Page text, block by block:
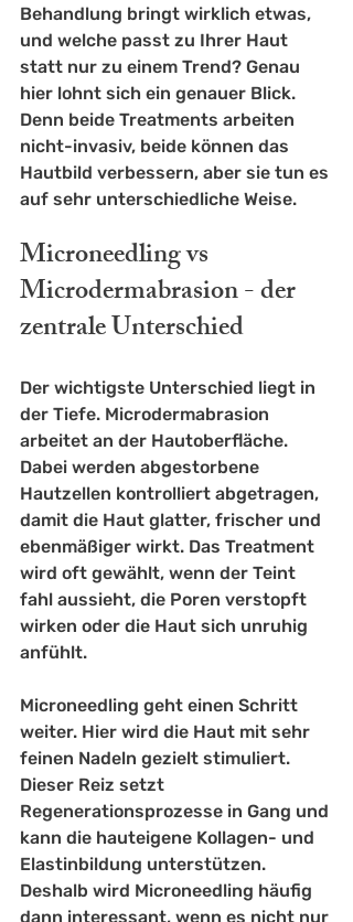
Behandlung bringt wirklich etwas,
und welche passt zu Ihrer Haut
statt nur zu einem Trend? Genau
hier lohnt sich ein genauer Blick.
Denn beide Treatments arbeiten
nicht-invasiv, beide können das
Hautbild verbessern, aber sie tun es
auf sehr unterschiedliche Weise.
Microneedling vs
Microdermabrasion - der
zentrale Unterschied
Der wichtigste Unterschied liegt in
der Tiefe. Microdermabrasion
arbeitet an der Hautoberfläche.
Dabei werden abgestorbene
Hautzellen kontrolliert abgetragen,
damit die Haut glatter, frischer und
ebenmäßiger wirkt. Das Treatment
wird oft gewählt, wenn der Teint
fahl aussieht, die Poren verstopft
wirken oder die Haut sich unruhig
anfühlt.
Microneedling geht einen Schritt
weiter. Hier wird die Haut mit sehr
feinen Nadeln gezielt stimuliert.
Dieser Reiz setzt
Regenerationsprozesse in Gang und
kann die hauteigene Kollagen- und
Elastinbildung unterstützen.
Deshalb wird Microneedling häufig
dann interessant, wenn es nicht nur